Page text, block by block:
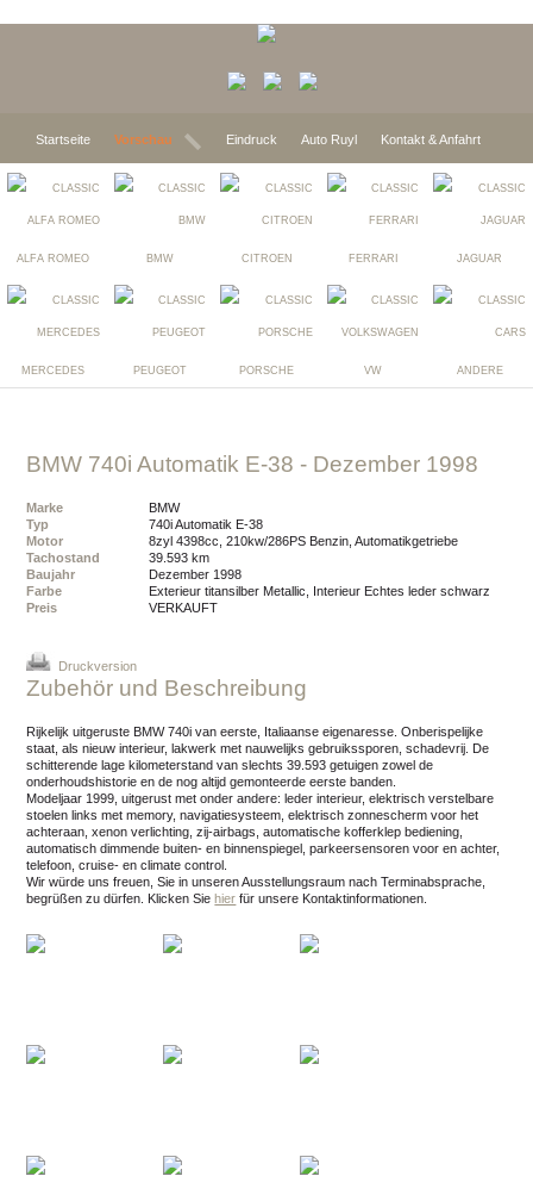
Startseite Vorschau Eindruck Auto Ruyl Kontakt & Anfahrt
ALFA ROMEO BMW CITROEN FERRARI JAGUAR
MERCEDES PEUGEOT PORSCHE VW ANDERE
BMW 740i Automatik E-38 - Dezember 1998
Marke
BMW
Typ
740i Automatik E-38
Motor
8zyl 4398cc, 210kw/286PS Benzin, Automatikgetriebe
Tachostand
39.593 km
Baujahr
Dezember 1998
Farbe
Exterieur titansilber Metallic, Interieur Echtes leder schwarz
Preis
VERKAUFT
Druckversion
Zubehör und Beschreibung
Rijkelijk uitgeruste BMW 740i van eerste, Italiaanse eigenaresse. Onberispelijke
staat, als nieuw interieur, lakwerk met nauwelijks gebruikssporen, schadevrij. De
schitterende lage kilometerstand van slechts 39.593 getuigen zowel de
onderhoudshistorie en de nog altijd gemonteerde eerste banden.
Modeljaar 1999, uitgerust met onder andere: leder interieur, elektrisch verstelbare
stoelen links met memory, navigatiesysteem, elektrisch zonnescherm voor het
achteraan, xenon verlichting, zij-airbags, automatische kofferklep bediening,
automatisch dimmende buiten- en binnenspiegel, parkeersensoren voor en achter,
telefoon, cruise- en climate control.
Wir würde uns freuen, Sie in unseren Ausstellungsraum nach Terminabsprache,
begrüßen zu dürfen.
Klicken Sie hier für unsere Kontaktinformationen.